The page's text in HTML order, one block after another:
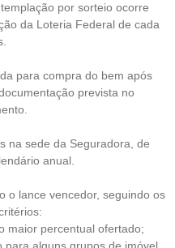
por sorteio ocorre
da Loteria Federal de cada
para compra do bem após
prevista no
na sede da Seguradora, de
anual.
o lance vencedor, seguindo os
maior percentual ofertado;